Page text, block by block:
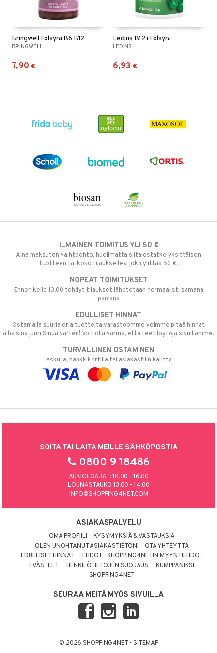
Bringwell Folsyra B6 B12
BRINGWELL
7,90 €
Ledins B12+Folsyra
LEDINS
6,93 €
ILMAINEN TOIMITUS YLI 50 €
Aina maksuton vaihtoehto, huolimatta siitä ostatko yksittäisen
tuotteen tai koko tilauksellesi joka ylittää 50 €.
NOPEAT TOIMITUKSET
Ennen kello 13.00 tehdyt tilaukset lähetetään normaalisti samana
päivänä
EDULLISET HINNAT
Ostamalla suuria eriä tuotteita varastoomme voimme pitää hinnat
alhaisina juuri Sinua varten! Voit olla varma, että teet löytöjä sivuillamme.
TURVALLINEN OSTAMINEN
laskulla, pankkikortilla tai asiakastilin kautta
SOITA TAI LAITA MEILLE SÄHKÖPOSTIA
0800 9 18486
AUKIOLOAJAT: 10.00 - 16.00
LOUNASTAUKO 13.00 - 14.00
INFO@SHOPPING4NET.COM
ASIAKASPALVELU
OMA PROFIILI
KYSYMYKSIÄ & VASTAUKSIA
OLEN UNOHTANUT ASIAKASTIETONI
OTA YHTEYTTÄ
EDULLISET HINNAT
EHDOT - SHOPPING4NETIN MYYNTIEHDOT
EVÄSTEET
HENKILÖTIETOJEN SUOJAUS
KUMPPANIKSI
SHOPPING4NET
SEURAA MEITÄ MYÖS SIVUILLA
© 2026 SHOPPING4NET • SITEMAP